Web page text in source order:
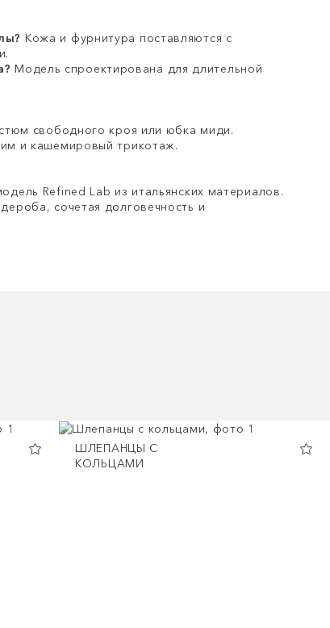
Кожа и фурнитура поставляются с
Модель спроектирована для длительной
свободного кроя или юбка миди.
и кашемировый трикотаж.
Refined Lab из итальянских материалов.
сочетая долговечность и
ШЛЕПАНЦЫ С
КОЛЬЦАМИ